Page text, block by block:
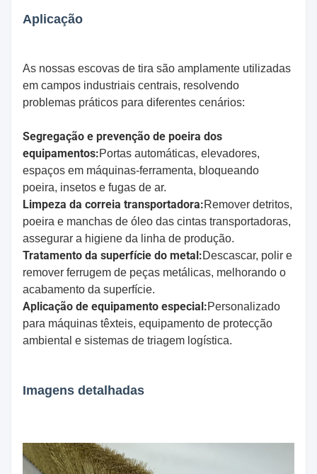
Aplicação
As nossas escovas de tira são amplamente utilizadas
em campos industriais centrais, resolvendo
problemas práticos para diferentes cenários:
Segregação e prevenção de poeira dos
equipamentos:Portas automáticas, elevadores,
espaços em máquinas-ferramenta, bloqueando
poeira, insetos e fugas de ar.
Limpeza da correia transportadora:Remover detritos,
poeira e manchas de óleo das cintas transportadoras,
assegurar a higiene da linha de produção.
Tratamento da superfície do metal:Descascar, polir e
remover ferrugem de peças metálicas, melhorando o
acabamento da superfície.
Aplicação de equipamento especial:Personalizado
para máquinas têxteis, equipamento de protecção
ambiental e sistemas de triagem logística.
Imagens detalhadas